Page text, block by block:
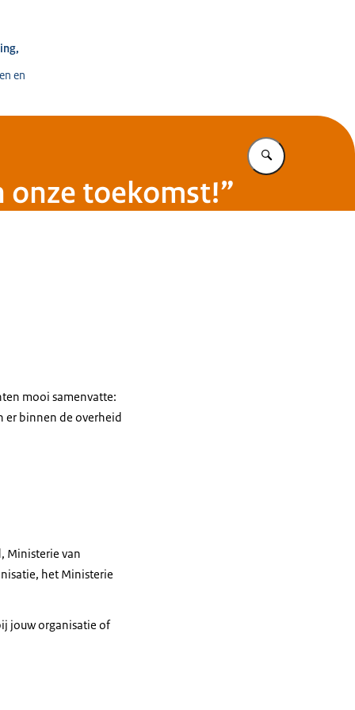
en
Vul in wat u
toekomst!”
mooi samenvatte:
er binnen de overheid
Ministerie van
het Ministerie
jouw organisatie of